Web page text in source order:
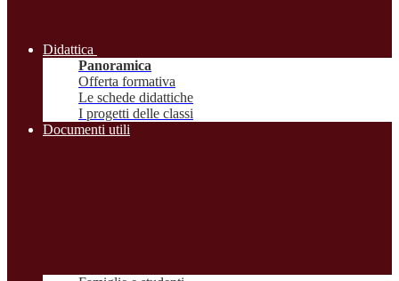
Didattica
Panoramica
Offerta formativa
Le schede didattiche
I progetti delle classi
Documenti utili